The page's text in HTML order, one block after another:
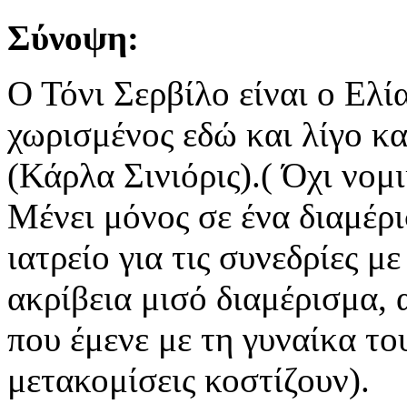
Σύνοψη:
Ο Τόνι Σερβίλο είναι ο
χωρισμένος εδώ και λίγο
(Κάρλα Σινιόρις).( Όχι
Μένει μόνος σε ένα
ιατρείο για τις συνεδρίες
ακρίβεια μισό διαμέρισμα,
που έμενε με τη γυναίκα
μετακομίσεις κοστίζουν).